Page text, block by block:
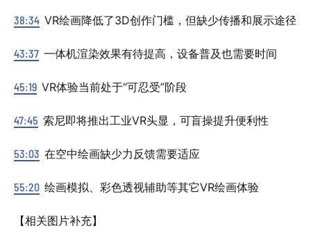
38:34 VR绘画降低了3D创作门槛，但缺少传播和展示途径
43:37 一体机渲染效果有待提高，设备普及也需要时间
45:19 VR体验当前处于“可忍受”阶段
47:45 索尼即将推出工业VR头显，可盲操提升便利性
53:03 在空中绘画缺少力反馈需要适应
55:20 绘画模拟、彩色透视辅助等其它VR绘画体验
【相关图片补充】